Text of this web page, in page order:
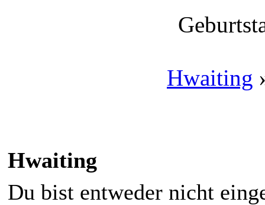
Hwaiting
Hwaiting
Du bist entweder nicht